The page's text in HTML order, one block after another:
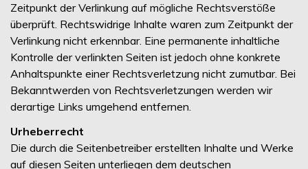
Zeitpunkt der Verlinkung auf mögliche Rechtsverstöße
überprüft. Rechtswidrige Inhalte waren zum Zeitpunkt der
Verlinkung nicht erkennbar. Eine permanente inhaltliche
Kontrolle der verlinkten Seiten ist jedoch ohne konkrete
Anhaltspunkte einer Rechtsverletzung nicht zumutbar. Bei
Bekanntwerden von Rechtsverletzungen werden wir
derartige Links umgehend entfernen.
Urheberrecht
Die durch die Seitenbetreiber erstellten Inhalte und Werke
auf diesen Seiten unterliegen dem deutschen